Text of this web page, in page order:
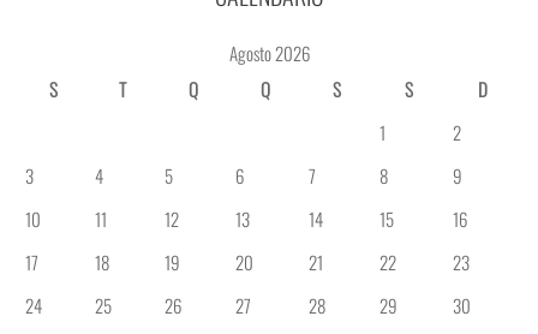
Agosto 2026
S
T Q Q S S
D
1
2
3
4 5 6 7 8
9
10
11 12 13 14 15
16
17
18 19 20 21 22
23
24
25 26 27 28 29
30